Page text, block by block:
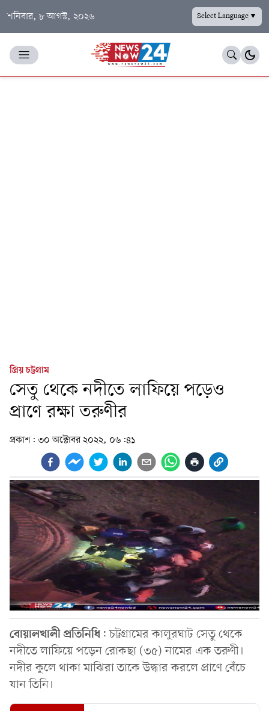
শনিবার, ৮ আগস্ট, ২০২৬ Select Language▼
প্রিয় চট্টগ্রাম
সেতু থেকে নদীতে লাফিয়ে পড়েও
প্রাণে রক্ষা তরুণীর
প্রকাশ: ৩০ অক্টোবর ২০২২, ০৬:৪১
বোয়ালখালীপ্রতিনিধি : চট্টগ্রামের কালুরঘাট সেতু থেকে
নদীতে লাফিয়ে পড়েন রোকছা (৩৫) নামের এক তরুণী।
নদীর কুলে থাকা মাঝিরা তাকে উদ্ধার করলে প্রাণে বেঁচে
যান তিনি।